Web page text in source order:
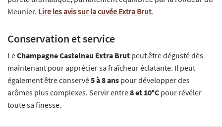
Meunier. Lire les avis sur la cuvée Extra Brut.
Conservation et service
LeChampagne Castelnau Extra Brut peut être dégusté dès
maintenant pour apprécier sa fraîcheur éclatante. Il peut
également être conservé5 à 8 ans pour développer des
arômes plus complexes. Servir entre8 et 10°C pour révéler
toute sa finesse.